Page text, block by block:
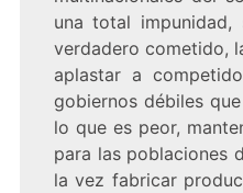
una total impunidad,
verdadero cometido,
aplastar a
gobiernos débiles
lo que es peor,
para las poblaciones
la vez fabricar